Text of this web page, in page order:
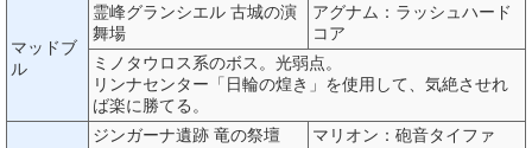
マッドブ
ル
霊峰グランシエル 古城の演
舞場
アグナム：ラッシュハード
コア
ミノタウロス系のボス。光弱点。
リンナセンター「日輪の煌き」を使用して、気絶させれ
ば楽に勝てる。
ジンガーナ遺跡 竜の祭壇
マリオン：砲音タイファ